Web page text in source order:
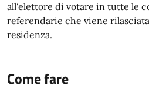
all'elettore di votare in tutte le
referendarie che viene
residenza.
Come fare